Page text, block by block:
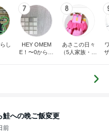
し
7
HEY OMEM
E！〜0からの
8
あさこの日々
（5人家族・投
鮭への晩ご飯変更
前